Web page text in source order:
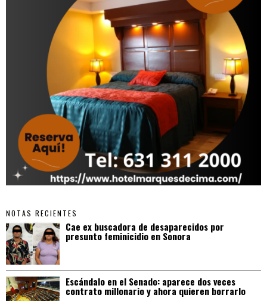
NOTAS RECIENTES
Cae ex buscadora de desaparecidos por
presunto feminicidio en Sonora
Escándalo en el Senado: aparece dos veces
contrato millonario y ahora quieren borrarlo